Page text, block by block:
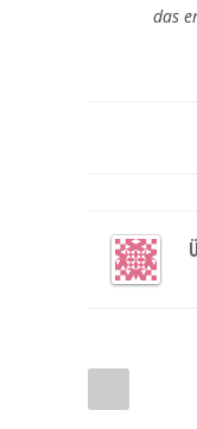
das